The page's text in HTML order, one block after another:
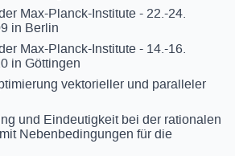
Max-Planck-Institute - 22.-24.
in Berlin
Max-Planck-Institute - 14.-16.
in Göttingen
vektorieller und paralleler
und Eindeutigkeit bei der rationalen
Nebenbedingungen für die